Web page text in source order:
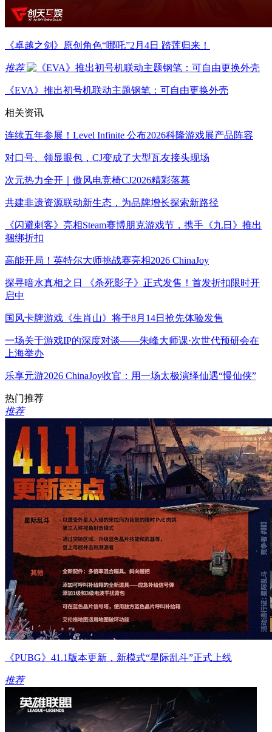
《卓越之剑》原创角色“哪吒”2月4日 踏莲归来！
推荐
《EVA》推出初号机联动主题钢笔：可自由更换外壳
相关资讯
连续五年参展！Level Infinite 公布2026科隆游戏展产品阵容
对口号、领显眼包，CJ变成了大型瓦友接头现场
次元热力全开｜傲风电竞椅CJ2026精彩落幕
共建非遗资源联动新生态，为品牌增长探索新路径
《闪避刺客》亮相Steam赛博朋克游戏节，携手《九日》推出
捆绑折扣
高能开局！英特尔大师挑战赛亮相2026 ChinaJoy
探寻暗水真相之日 《杀死影子》正式发售！首发折扣限时开
启中
国风卡牌游戏《生肖山》将于8月14日抢先体验发售
一场关于游戏IP的深度对谈——朱峰大师课·次世代预研会在
上海举办
乐享元游2026 ChinaJoy收官：用一场太极演绎仙遇“慢仙侠”
热门推荐
推荐
《PUBG》41.1版本更新，新模式“星际乱斗”正式上线
推荐